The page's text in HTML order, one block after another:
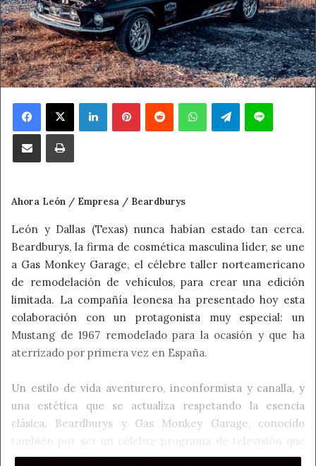
Facebook
X LinkedInPinterestReddit WhatsAppTelegramLine
Compartir por correo electrónicoImprimir
Ahora León / Empresa / Beardburys
León y Dallas (Texas) nunca habían estado tan cerca.
Beardburys, la firma de cosmética masculina líder, se une
a Gas Monkey Garage, el célebre taller norteamericano
de remodelación de vehículos, para crear una edición
limitada. La compañía leonesa ha presentado hoy esta
colaboración con un protagonista muy especial: un
Mustang de 1967 remodelado para la ocasión y que ha
aterrizado por primera vez en España.
Un estilo de vida aventurero, inconformista y canalla, y
una estética que se actualiza respetando la esencia
clásica. Beardburys y Gas Monkey Garage, conocido
también por ser un célebre programa de televisión que
se dedica a la búsqueda, restauración y venta de